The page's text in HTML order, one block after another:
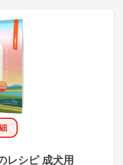
レシピ 成犬用